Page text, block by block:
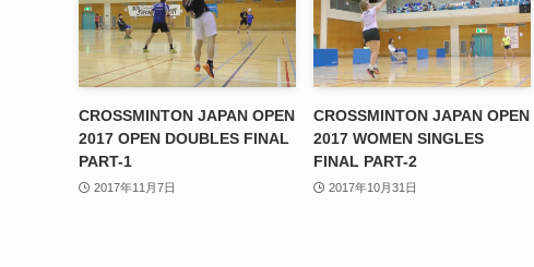
CROSSMINTON JAPAN OPEN
2017 OPEN DOUBLES FINAL
PART-1
2017年11月7日
CROSSMINTON JAPAN OPEN
2017 WOMEN SINGLES
FINAL PART-2
2017年10月31日